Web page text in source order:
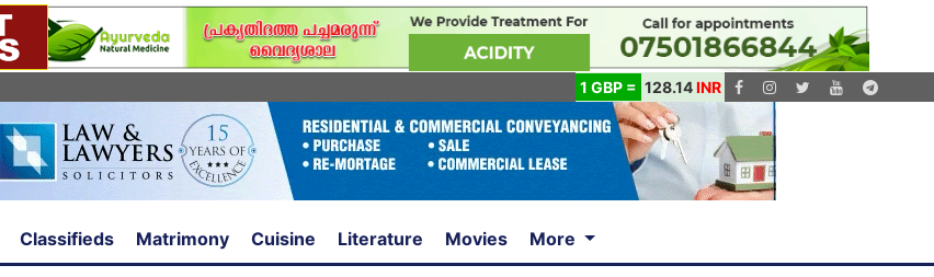
1 GBP = 128.14INR
Classifieds Matrimony Cuisine Literature Movies More